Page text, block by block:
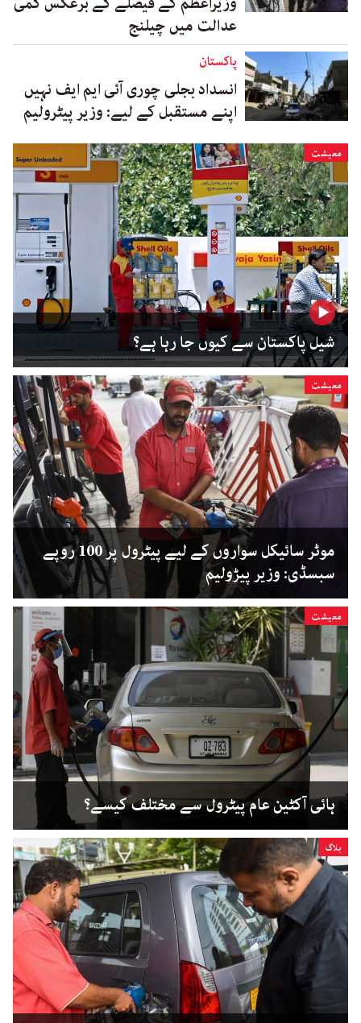
عدالت میں چیلنج
پاکستان
انسداد بجلی چوری آئی ایم ایف نہیں
اپنے مستقبل کے لیے: وزیر پیٹرولیم
معیشت
شیل پاکستان سے کیوں جا رہا ہے؟
معیشت
موٹر سائیکل سواروں کے لیے پیٹرول پر 100 روپے
سبسڈی: وزیر پیڑولیم
معیشت
ہائی آکٹین عام پیٹرول سے مختلف کیسے؟
بلاگ